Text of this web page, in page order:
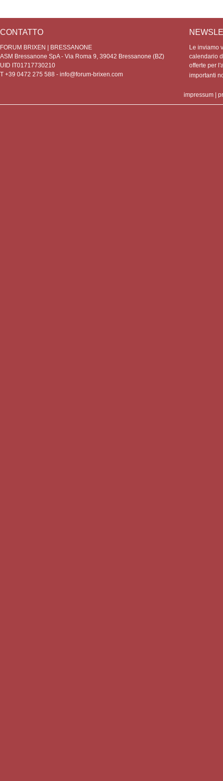
CONTATTO
FORUM BRIXEN | BRESSANONE
ASM Bressanone SpA - Via Roma 9, 39042 Bressanone (BZ)
UID IT01717730210
T +39 0472 275 588 - info@forum-brixen.com
Le inviamo
calendario
offerte per
importanti
impressum